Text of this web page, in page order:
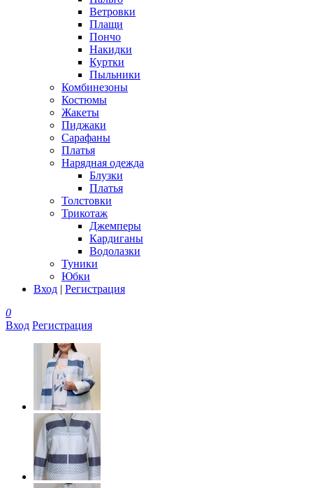
Ветровки
Плащи
Пончо
Накидки
Куртки
Пыльники
Комбинезоны
Костюмы
Жакеты
Пиджаки
Сарафаны
Платья
Нарядная одежда
Блузки
Платья
Толстовки
Трикотаж
Джемперы
Кардиганы
Водолазки
Туники
Юбки
Вход | Регистрация
0
Вход Регистрация